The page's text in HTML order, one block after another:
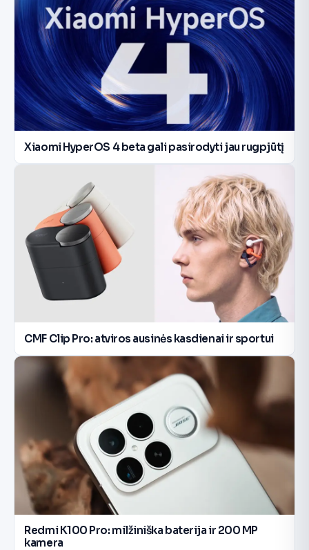
Xiaomi HyperOS 4 beta gali pasirodyti jau rugpjūtį
CMF Clip Pro: atviros ausinės kasdienai ir sportui
Redmi K100 Pro: milžiniška baterija ir 200 MP
kamera